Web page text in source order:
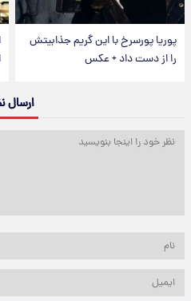
پوریا پورسرخ با این گریم جذابیتش
را از دست داد + عکس
ارسال